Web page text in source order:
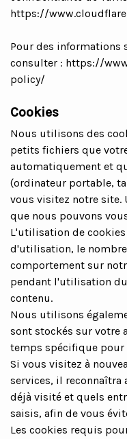
https://
Pour des informations
consulter : https://
policy/
Cookies
Nous utilisons des
petits fichiers que
automatiquement et
(ordinateur portable,
vous visitez notre site.
que nous pouvons
L'utilisation de
d'utilisation, le
comportement sur
pendant l'utilisation
contenu.
Nous utilisons
sont stockés sur votre
temps spécifique
Si vous visitez à
services, il
déjà visité et quels
saisis, afin de vous
Les cookies requis